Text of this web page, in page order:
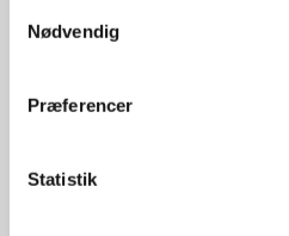
Nødvendig
Præferencer
Statistik